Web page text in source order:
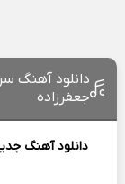
دانلود آهنگ
جعفرزاده
دانلود آهنگ